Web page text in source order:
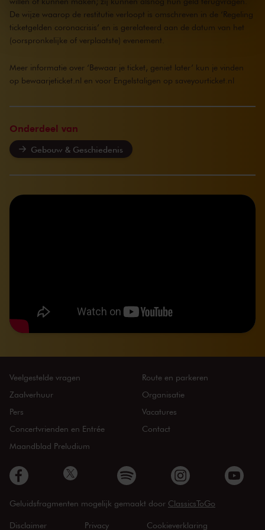
We werken samen met32 derdendie uw gegevens
kunnen ontvangen en verwerken.
De wijze waarop de restitutie verloopt is omschreven in de ‘Regeling
ticketgelden coronacrisis’ en is gerelateerd aan de datum van het
(oorspronkelijke of verplaatste) evenement.
Meer informatie over ‘Bewaar je ticket, geniet later’ kun je vinden
op bewaarjeticket.nl en voor Engelstaligen op saveyourticket.nl
Onderdeel van
Gebouw & Geschiedenis
Veelgestelde vragen
Zaalverhuur
Pers
Concertvrienden en Entrée
Maandblad Preludium
Route en parkeren
Organisatie
Vacatures
Contact
Geluidsfragmenten mogelijk gemaakt door ClassicsToGo
Disclaimer Privacy Cookieverklaring